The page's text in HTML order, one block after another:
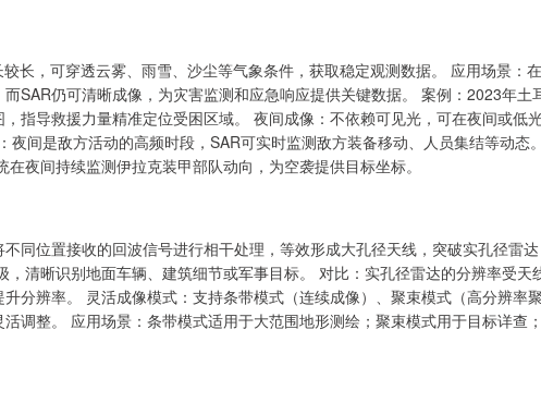
长，可穿透云雾、雨雪、沙尘等气象条件，获取稳定观测数据。 应用场景：在
SAR仍可清晰成像，为灾害监测和应急响应提供关键数据。 案例：2023年土
指导救援力量精准定位受困区域。 夜间成像：不依赖可见光，可在夜间或低
间是敌方活动的高频时段，SAR可实时监测敌方装备移动、人员集结等动态
夜间持续监测伊拉克装甲部队动向，为空袭提供目标坐标。
同位置接收的回波信号进行相干处理，等效形成大孔径天线，突破实孔径雷达
清晰识别地面车辆、建筑细节或军事目标。 对比：实孔径雷达的分辨率受天
分辨率。 灵活成像模式：支持条带模式（连续成像）、聚束模式（高分辨率
调整。 应用场景：条带模式适用于大范围地形测绘；聚束模式用于目标详查